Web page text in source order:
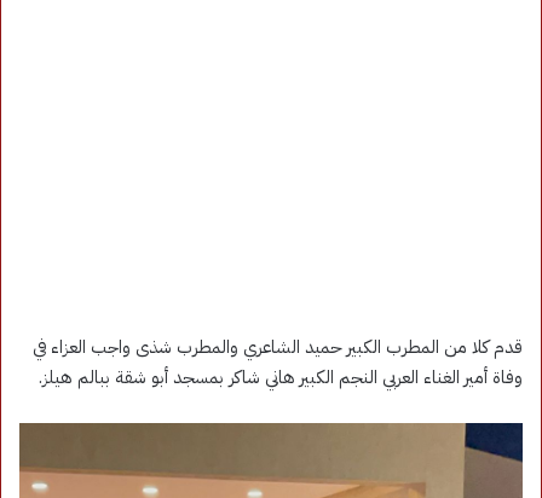
قدم كلا من المطرب الكبير حميد الشاعري والمطرب شذى واجب العزاء في
وفاة أمير الغناء العربي النجم الكبير هاني شاكر بمسجد أبو شقة ببالم هيلز.